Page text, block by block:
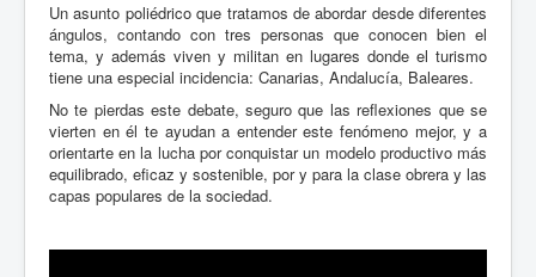
Un asunto poliédrico que tratamos de abordar desde diferentes
ángulos, contando con tres personas que conocen bien el
tema, y además viven y militan en lugares donde el turismo
tiene una especial incidencia: Canarias, Andalucía, Baleares.
No te pierdas este debate, seguro que las reflexiones que se
vierten en él te ayudan a entender este fenómeno mejor, y a
orientarte en la lucha por conquistar un modelo productivo más
equilibrado, eficaz y sostenible, por y para la clase obrera y las
capas populares de la sociedad.